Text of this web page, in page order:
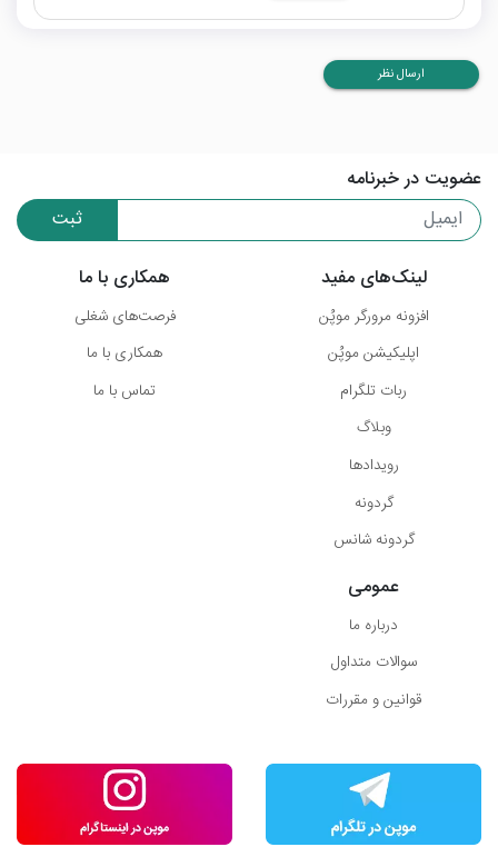
ارسال نظر
عضویت در خبرنامه
ثبت
لینک‌های مفید
افزونه مرورگر موپُن
اپلیکیشن موپُن
ربات تلگرام
وبلاگ
رویدادها
گردونه
گردونه شانس
همکاری با ما
فرصت‌های شغلی
همکاری با ما
تماس با ما
عمومی
درباره ما
سوالات متداول
قوانین و مقررات